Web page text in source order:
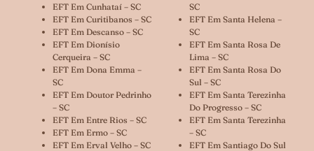
EFT Em Cunhataí – SC
EFT Em Curitibanos – SC
EFT Em Descanso – SC
EFT Em Dionísio
Cerqueira – SC
EFT Em Dona Emma –
SC
EFT Em Doutor Pedrinho
– SC
EFT Em Entre Rios – SC
EFT Em Ermo – SC
EFT Em Erval Velho – SC
SC
EFT Em Santa Helena –
SC
EFT Em Santa Rosa De
Lima – SC
EFT Em Santa Rosa Do
Sul – SC
EFT Em Santa Terezinha
Do Progresso – SC
EFT Em Santa Terezinha
– SC
EFT Em Santiago Do Sul